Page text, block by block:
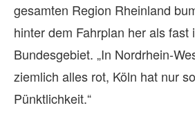
gesamten Region Rheinland
hinter dem Fahrplan her als fast
Bundesgebiet. „In Nordrhein-
ziemlich alles rot, Köln hat nur
Pünktlichkeit.“